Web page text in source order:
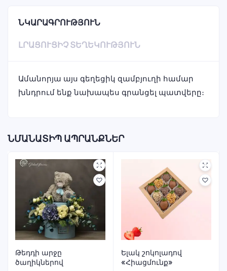
ՆԿԱՐԱԳՐՈՒԹՅՈՒՆ
ԼՐԱՑՈՒՑԻՉ ՏԵՂԵԿՈՒԹՅՈՒՆ
Ամանորյա այս գեղեցիկ զամբյուղի համար
խնդրում ենք նախապես գրանցել պատվերը։
ՆՄԱՆԱՏԻՊ ԱՊՐԱՆՔՆԵՐ
Թեդդի արջը
ծաղիկներով
Ելակ շոկոլադով
«Հիացմունք»